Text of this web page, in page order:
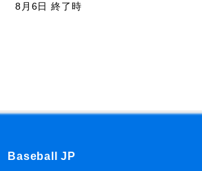
8月6日 終了時
Baseball JP